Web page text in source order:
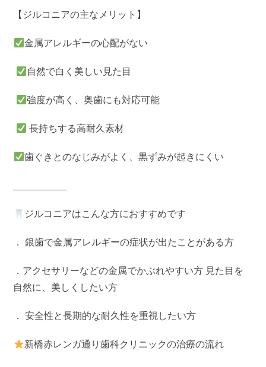
【ジルコニアの主なメリット】
金属アレルギーの心配がない
自然で白く美しい見た目
強度が高く、奥歯にも対応可能
長持ちする高耐久素材
歯ぐきとのなじみがよく、黒ずみが起きにくい
ジルコニアはこんな方におすすめです
． 銀歯で金属アレルギーの症状が出たことがある方
．アクセサリーなどの金属でかぶれやすい方 見た目を
自然に、美しくしたい方
． 安全性と長期的な耐久性を重視したい方
新橋赤レンガ通り歯科クリニックの治療の流れ